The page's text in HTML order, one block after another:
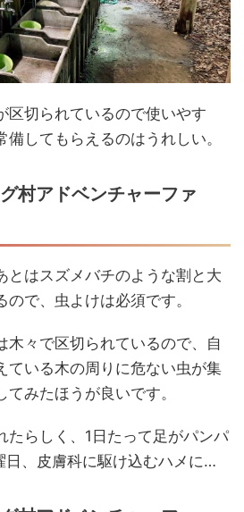
区切られているので使いやす
してもらえるのはうれしい。
村アドベンチャーファ
とはスズメバチのような割と大
で、虫よけは必須です。
木々で区切られているので、自
ている木の周りに危ない虫が集
みたほうが良いです。
たらしく、1日たって足がパンパ
、皮膚科に駆け込むハメに…